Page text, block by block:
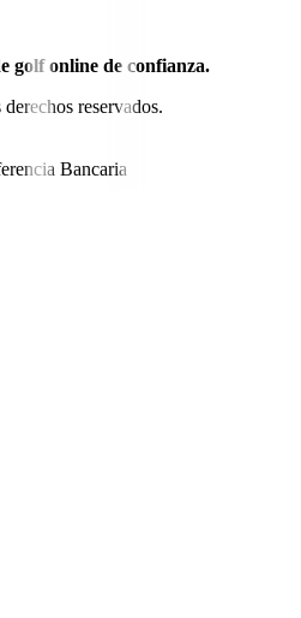
golf online de confianza.
reservados.
Bancaria